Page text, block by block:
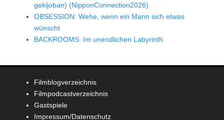
gekijoban) (NipponConnection2026)
OBSESSION: Wehe, wenn ein Mann sich etwas
wünscht
BACKROOMS: Im unendlichen Labyrinth
Filmblogverzeichnis
Filmpodcastverzeichnis
Gastspiele
Impressum/Datenschutz